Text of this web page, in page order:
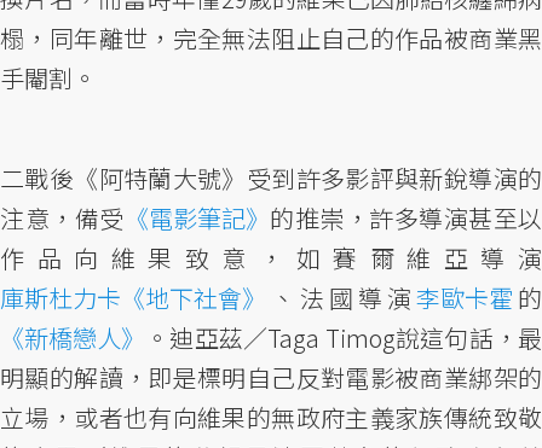
榻，同年離世，完全無法阻止自己的作品被商業黑
手閹割。
二戰後《阿特蘭大號》受到許多影評與新銳導演的
注意，備受 《電影筆記》 的推崇，許多導演甚至以
作品向維果致意，如賽爾維亞導演
庫斯杜力卡《地下社會》
、法國導演李歐卡霍 的
《新橋戀人》 。迪亞茲／Taga Timog說這句話，最
明顯的解讀，即是標明自己反對電影被商業綁架的
立場，或者也有向維果的無政府主義家族傳統致敬